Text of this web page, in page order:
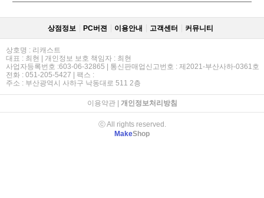
상점정보 PC버젼 이용안내 고객센터 커뮤니티
상호명 : 리캐스트
대표 : 최현 | 개인정보 보호 책임자 : 최현
사업자등록번호 :603-06-32865 | 통신판매업신고번호 : 제2021-부산사하-0361호
전화 : 051-205-5427 | 팩스 :
주소 : 부산광역시 사하구 낙동대로 511 2층
이용약관| 개인정보처리방침
ⓒ All rights reserved.
MakeShop